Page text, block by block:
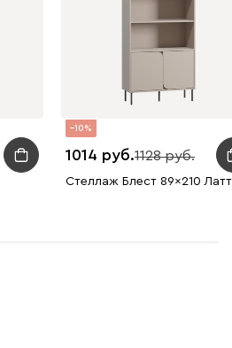
10
1014 1128
Стеллаж Блест 89x210